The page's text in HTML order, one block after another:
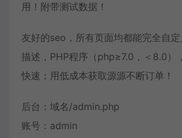
用！附带测试数据！
友好的seo，所有页面均都能完全自
描述，PHP程序（php≥7.0，＜8.0）
快速；用低成本获取源源不断订单！
后台：域名/admin.php
账号：admin